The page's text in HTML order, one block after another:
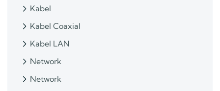
Kabel
Kabel Coaxial
Kabel LAN
Network
Network